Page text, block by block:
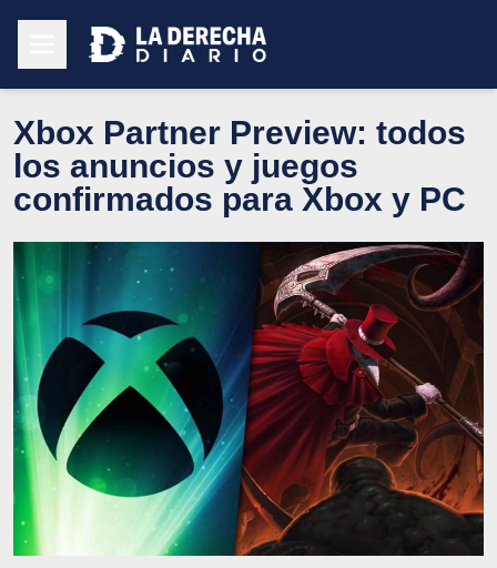
Xbox Partner Preview: todos
los anuncios y juegos
confirmados para Xbox y PC